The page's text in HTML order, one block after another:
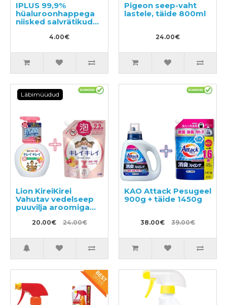
IPLUS 99,9%
hüaluroonhappega
niisked salvrätikud
beebile 80tk
4.00€
Pigeon seep-vaht
lastele, täide 800ml
24.00€
Läbimüüdud
Lion KireiKirei
Vahutav vedelseep
puuvilja aroomiga
250ml + täitepakend
450ml20.00€ 24.00€
KAO Attack Pesugeel
900g + täide 1450g
38.00€ 39.00€